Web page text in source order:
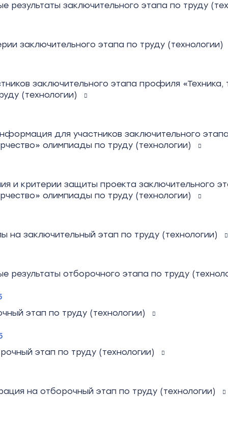
результаты заключительного этапа по труду
заключительного этапа по труду (технологии)
заключительного этапа профиля «Техника,
(технологии)
для участников заключительного
олимпиады по труду (технологии)
и критерии защиты проекта заключительного
олимпиады по труду (технологии)
на заключительный этап по труду (технологии)
результаты отборочного этапа по труду
этап по труду (технологии)
этап по труду (технологии)
на отборочный этап по труду (технологии)